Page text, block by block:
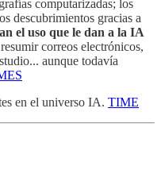
computarizadas; los
descubrimientos gracias a
el uso que le dan a la IA
correos electrónicos,
aunque todavía
en el universo IA. TIME